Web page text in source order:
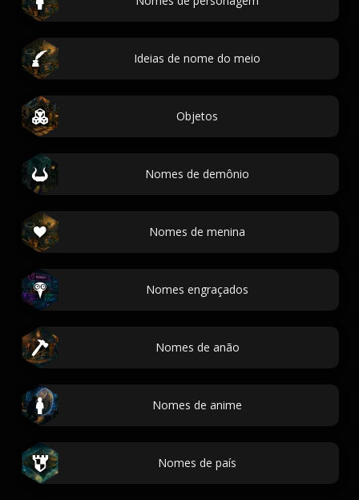
Ideias de nome do meio
Objetos
Nomes de demônio
Nomes de menina
Nomes engraçados
Nomes de anão
Nomes de anime
Nomes de país